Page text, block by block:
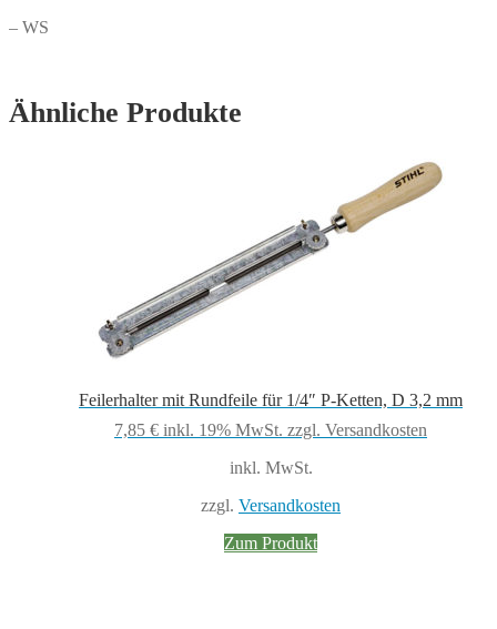
– WS
Ähnliche Produkte
Feilerhalter mit Rundfeile für 1/4″ P-Ketten, D 3,2 mm
7,85 € inkl. 19% MwSt. zzgl. Versandkosten
inkl. MwSt.
zzgl. Versandkosten
Zum Produkt